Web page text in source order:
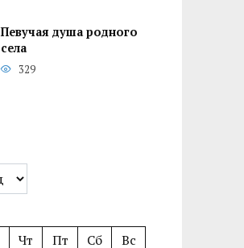
Певучая душа родного
села
329
Чт Пт Сб
Вс